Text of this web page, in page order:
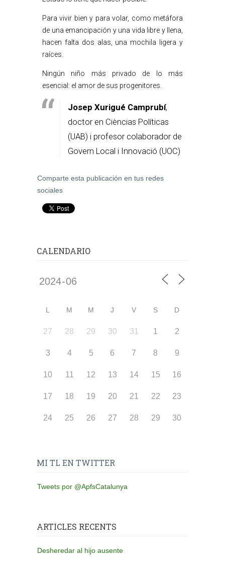
Para vivir bien y para volar, como metáfora
de una emancipación y una vida libre y llena,
hacen falta dos alas, una mochila ligera y
raíces.
Ningún niño más privado de lo más
esencial: el amor de sus progenitores.
Josep Xurigué Camprubí,
doctor en Cièncias Políticas
(UAB) i profesor colaborador de
Govern Local i Innovació (UOC)
Comparte esta publicación en tus redes
sociales
CALENDARIO
L M M J V S D
27 28 29 30 31 1 2
3 4 5 6 7 8 9
10 11 12 13 14 15 16
17 18 19 20 21 22 23
24 25 26 27 28 29 30
MI TL EN TWITTER
Tweets por @ApfsCatalunya
ARTICLES RECENTS
Desheredar al hijo ausente